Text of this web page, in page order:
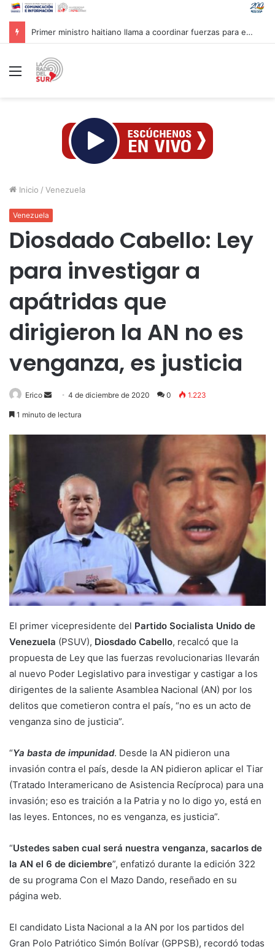
Primer ministro haitiano llama a coordinar fuerzas para enfrentar pandillas
Menú
Inicio / Venezuela
Venezuela
Diosdado Cabello: Ley
para investigar a
apátridas que
dirigieron la AN no es
venganza, es justicia
Erico
Send4 de diciembre de 2020 0 1.223
1 minuto de lectura
El primer vicepresidente del Partido Socialista Unido de
Venezuela (PSUV), Diosdado Cabello, recalcó que la
propuesta de Ley que las fuerzas revolucionarias llevarán
al nuevo Poder Legislativo para investigar y castigar a los
dirigentes de la saliente Asamblea Nacional (AN) por los
delitos que cometieron contra el país, “no es un acto de
venganza sino de justicia”.
“Ya basta de impunidad. Desde la AN pidieron una
invasión contra el país, desde la AN pidieron aplicar el Tiar
(Tratado Interamericano de Asistencia Recíproca) para una
invasión; eso es traición a la Patria y no lo digo yo, está en
las leyes. Entonces, no es venganza, es justicia”.
“Ustedes saben cual será nuestra venganza, sacarlos de
la AN el 6 de diciembre”, enfatizó durante la edición 322
de su programa Con el Mazo Dando, reseñado en su
página web.
El candidato Lista Nacional a la AN por los partidos del
Gran Polo Patriótico Simón Bolívar (GPPSB), recordó todas